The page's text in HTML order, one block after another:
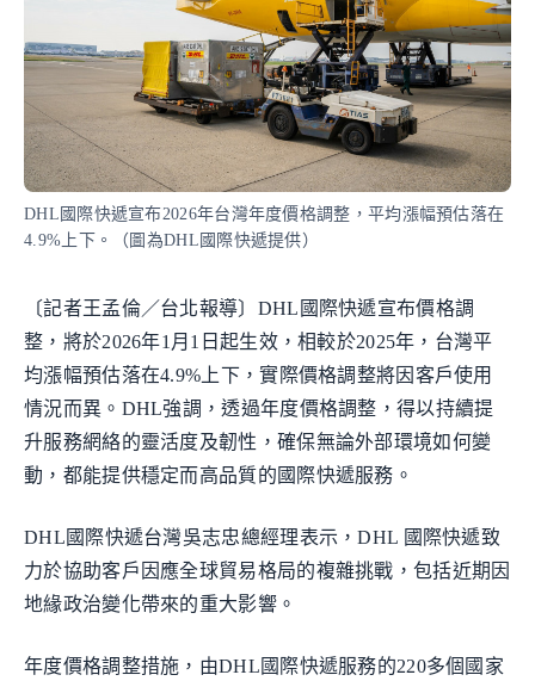
DHL國際快遞宣布2026年台灣年度價格調整，平均漲幅預估落在
4.9%上下。（圖為DHL國際快遞提供）
〔記者王孟倫／台北報導〕DHL國際快遞宣布價格調
整，將於2026年1月1日起生效，相較於2025年，台灣平
均漲幅預估落在4.9%上下，實際價格調整將因客戶使用
情況而異。DHL強調，透過年度價格調整，得以持續提
升服務網絡的靈活度及韌性，確保無論外部環境如何變
動，都能提供穩定而高品質的國際快遞服務。
DHL國際快遞台灣吳志忠總經理表示，DHL 國際快遞致
力於協助客戶因應全球貿易格局的複雜挑戰，包括近期因
地緣政治變化帶來的重大影響。
年度價格調整措施，由DHL國際快遞服務的220多個國家